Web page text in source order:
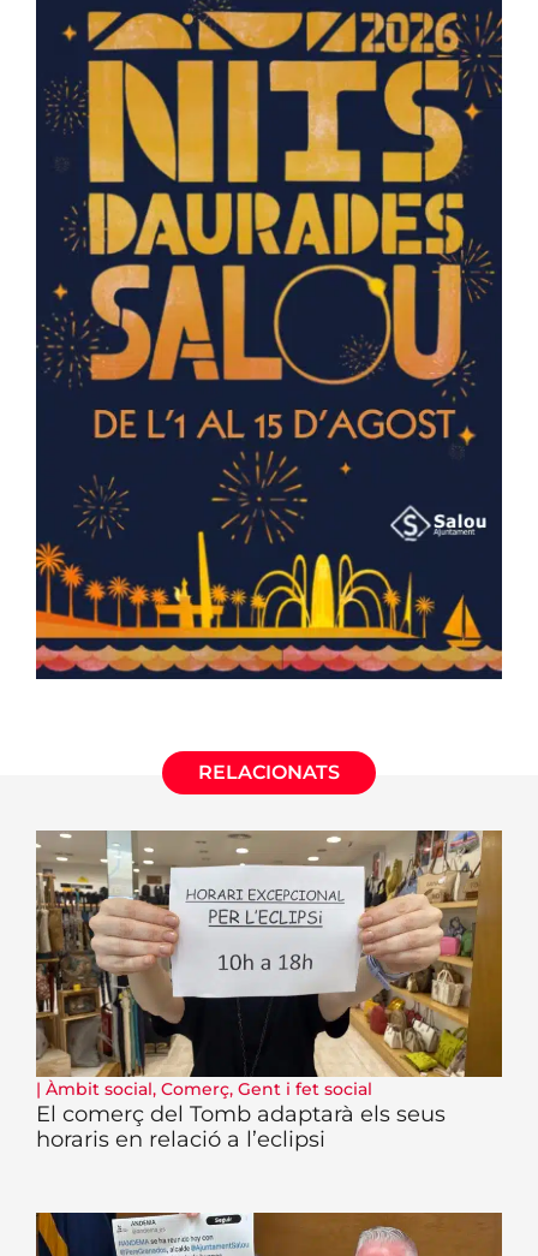
RELACIONATS
| Àmbit social, Comerç, Gent i fet social
El comerç del Tomb adaptarà els seus
horaris en relació a l’eclipsi